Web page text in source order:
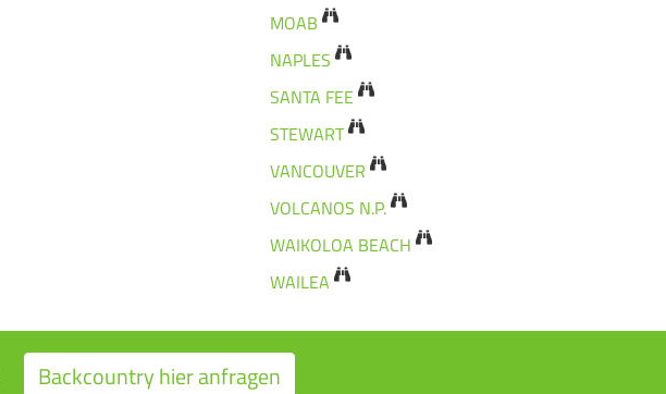
MOAB
NAPLES
SANTA FEE
STEWART
VANCOUVER
VOLCANOS N.P.
WAIKOLOA BEACH
WAILEA
Backcountry hier anfragen